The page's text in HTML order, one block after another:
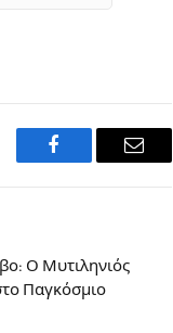
Facebook Email
Ο Μυτιληνιός
Παγκόσμιο